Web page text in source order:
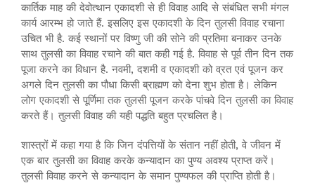
कार्तिक माह की देवोत्थान एकादशी से ही विवाह आदि से संबंधित सभी मंगल
कार्य आरम्भ हो जाते हैं. इसलिए इस एकादशी के दिन तुलसी विवाह रचाना
उचित भी है. कई स्थानों पर विष्णु जी की सोने की प्रतिमा बनाकर उनके
साथ तुलसी का विवाह रचाने की बात कही गई है. विवाह से पूर्व तीन दिन तक
पूजा करने का विधान है. नवमी, दशमी व एकादशी को व्रत एवं पूजन कर
अगले दिन तुलसी का पौधा किसी ब्राह्मण को देना शुभ होता है। लेकिन
लोग एकादशी से पूर्णिमा तक तुलसी पूजन करके पांचवे दिन तुलसी का विवाह
करते हैं। तुलसी विवाह की यही पद्धति बहुत प्रचलित है।
शास्त्रों में कहा गया है कि जिन दंपत्तियों के संतान नहीं होती, वे जीवन में
एक बार तुलसी का विवाह करके कन्यादान का पुण्य अवश्य प्राप्त करें।
तुलसी विवाह करने से कन्यादान के समान पुण्यफल की प्राप्ति होती है।